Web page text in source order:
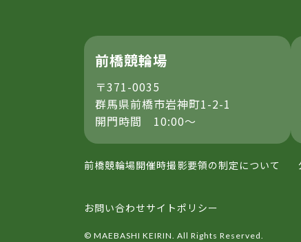
前橋競輪場
〒371-0035
群馬県前橋市岩神町1-2-1
開門時間 10:00～
前橋競輪場開催時撮影要領の制定について
お問い合わせサイトポリシー
© MAEBASHI KEIRIN. All Rights Reserved.